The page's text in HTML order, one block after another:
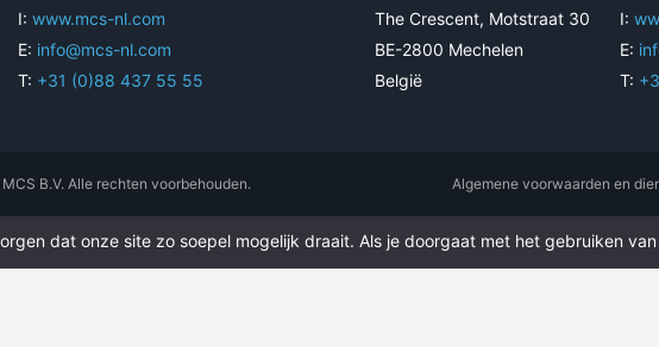
I: www.mcs-nl.com
E: info@mcs-nl.com
T: +31 (0)88 437 55 55
The Crescent, Motstraat 30
BE-2800 Mechelen
België
I:
E:
T:
Algemene voorwaarden en
B.V. Alle rechten voorbehouden.
dat onze site zo soepel mogelijk draait. Als je doorgaat met het gebruiken